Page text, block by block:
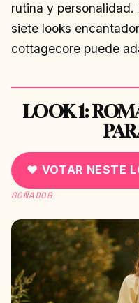
rutina y personalidad.
siete looks
cottagecore puede
LOOK 1:
♥ VOTAR NESTE
SOÑADOR